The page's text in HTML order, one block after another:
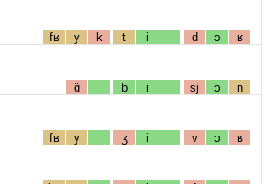
fʁ y k t i d ɔ ʁ
ɑ̃ b i sj ɔ n
fʁ y ʒ i v ɔ ʁ